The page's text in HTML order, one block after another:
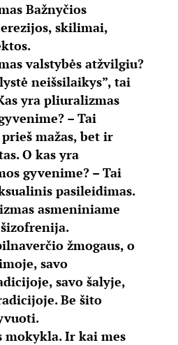
Bažnyčios
skilimai,
valstybės atžvilgiu?
neišsilaikys”, tai
yra pliuralizmas
– Tai
mažas, bet ir
O kas yra
gyvenime? – Tai
pasileidimas.
asmeniniame
žmogaus, o
savo
savo šalyje,
Be šito
mokykla. Ir kai mes